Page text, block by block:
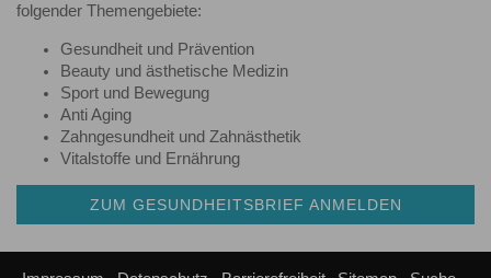
folgender Themengebiete:
Gesundheit und Prävention
Beauty und ästhetische Medizin
Sport und Bewegung
Anti Aging
Zahngesundheit und Zahnästhetik
Vitalstoffe und Ernährung
ZUM GESUNDHEITSBRIEF ANMELDEN